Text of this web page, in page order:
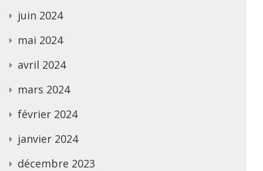
juin 2024
mai 2024
avril 2024
mars 2024
février 2024
janvier 2024
décembre 2023